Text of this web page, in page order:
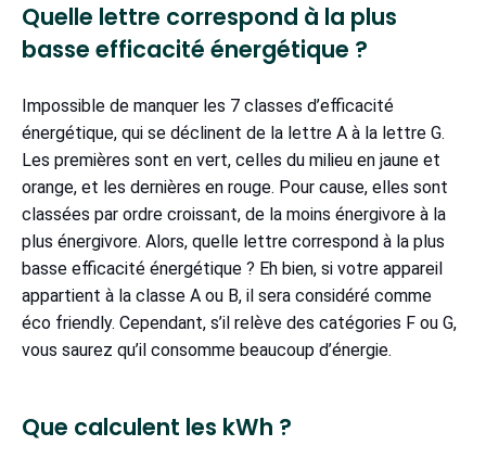
Quelle lettre correspond à la plus
basse efficacité énergétique ?
Impossible de manquer les 7 classes d’efficacité
énergétique, qui se déclinent de la lettre A à la lettre G.
Les premières sont en vert, celles du milieu en jaune et
orange, et les dernières en rouge. Pour cause, elles sont
classées par ordre croissant, de la moins énergivore à la
plus énergivore. Alors, quelle lettre correspond à la plus
basse efficacité énergétique ? Eh bien, si votre appareil
appartient à la classe A ou B, il sera considéré comme
éco friendly. Cependant, s’il relève des catégories F ou G,
vous saurez qu’il consomme beaucoup d’énergie.
Que calculent les kWh ?